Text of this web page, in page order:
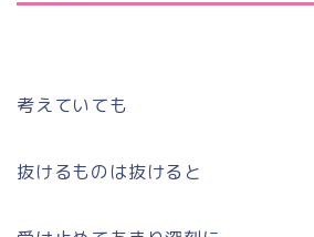
考えていても
抜けるものは抜けると